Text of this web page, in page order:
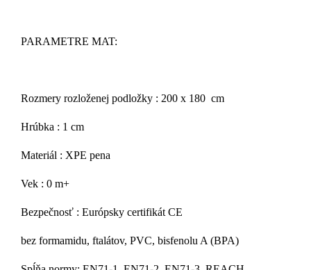
PARAMETRE MAT:
Rozmery rozloženej podložky : 200 x 180 cm
Hrúbka : 1 cm
Materiál : XPE pena
Vek : 0 m+
Bezpečnosť : Európsky certifikát CE
bez formamidu, ftalátov, PVC, bisfenolu A (BPA)